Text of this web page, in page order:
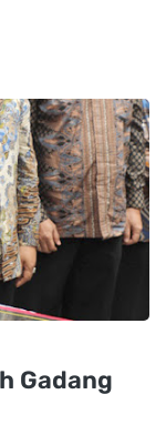
Gadang